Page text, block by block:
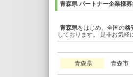
青森県 パートナー企業様募
青森県をはじめ、全国の格
しております。 是非お気軽
青森県 青森